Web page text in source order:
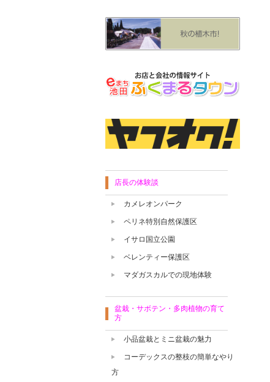
店長の体験談
カメレオンパーク
ペリネ特別自然保護区
イサロ国立公園
ベレンティー保護区
マダガスカルでの現地体験
盆栽・サボテン・多肉植物の育て
方
小品盆栽とミニ盆栽の魅力
コーデックスの整枝の簡単なやり
方